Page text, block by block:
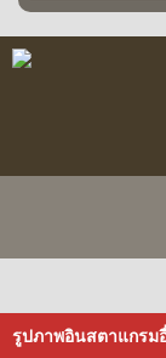
รูปภาพอินสตาแกรม